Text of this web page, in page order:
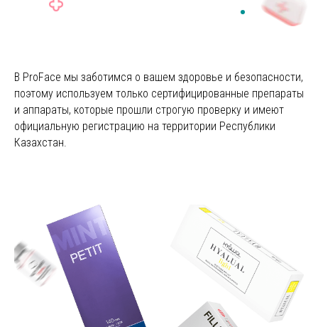
В ProFace мы заботимся о вашем здоровье и безопасности,
поэтому используем только сертифицированные препараты
и аппараты, которые прошли строгую проверку и имеют
официальную регистрацию на территории Республики
Казахстан.